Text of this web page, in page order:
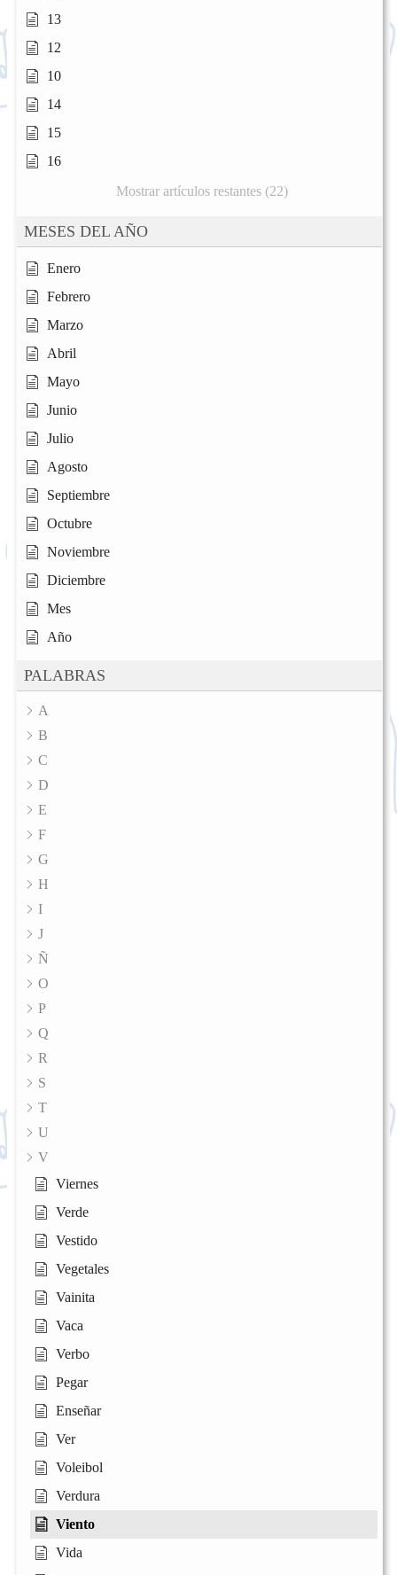
13
12
10
14
15
16
Mostrar artículos restantes (22)
MESES DEL AÑO
Enero
Febrero
Marzo
Abril
Mayo
Junio
Julio
Agosto
Septiembre
Octubre
Noviembre
Diciembre
Mes
Año
PALABRAS
A
B
C
D
E
F
G
H
I
J
Ñ
O
P
Q
R
S
T
U
V
Viernes
Verde
Vestido
Vegetales
Vainita
Vaca
Verbo
Pegar
Enseñar
Ver
Voleibol
Verdura
Viento
Vida